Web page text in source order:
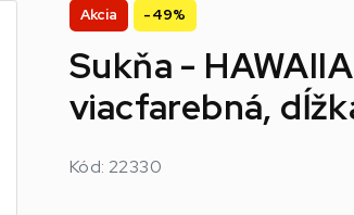
Akcia -49%
Sukňa -
viacfarebná,
Kód: 22330